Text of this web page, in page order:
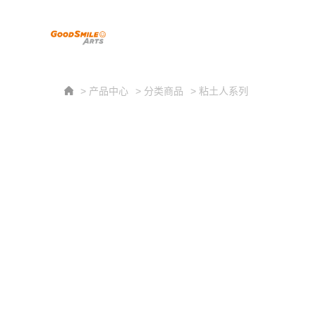
> 产品中心 > 分类商品 > 粘土人系列